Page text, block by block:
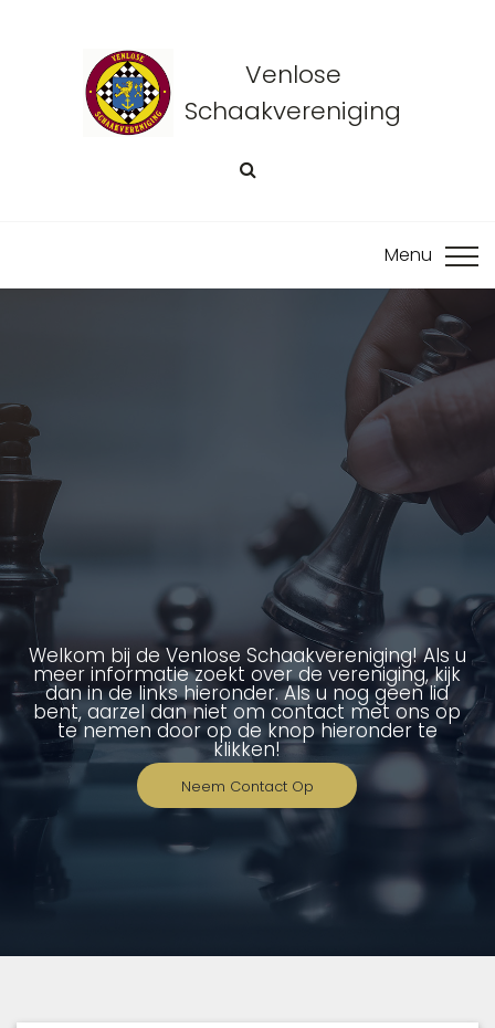
Venlose
Schaakvereniging
Welkom bij de Venlose Schaakvereniging! Als u
meer informatie zoekt over de vereniging, kijk
dan in de links hieronder. Als u nog geen lid
bent, aarzel dan niet om contact met ons op
te nemen door op de knop hieronder te
klikken!
Neem Contact Op